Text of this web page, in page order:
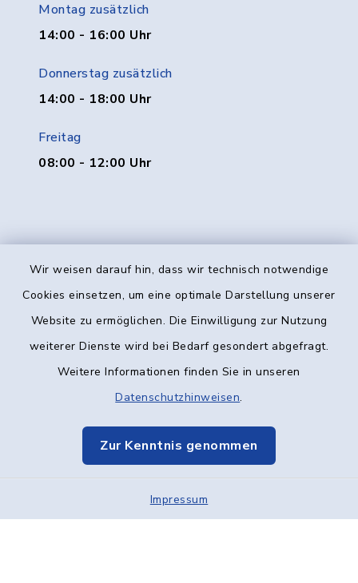
Wir weisen darauf hin, dass wir technisch notwendige
Cookies einsetzen, um eine optimale Darstellung unserer
Website zu ermöglichen. Die Einwilligung zur Nutzung
weiterer Dienste wird bei Bedarf gesondert abgefragt.
Weitere Informationen finden Sie in unseren
Datenschutzhinweisen.
Zur Kenntnis genommen
Impressum
Montag zusätzlich
14:00 - 16:00 Uhr
Donnerstag zusätzlich
14:00 - 18:00 Uhr
Freitag
08:00 - 12:00 Uhr
Kontakt
Datenschutz
Elektronische Kommunikation
Sitemap